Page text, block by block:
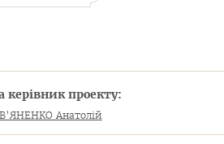
керівник проекту:
Анатолій